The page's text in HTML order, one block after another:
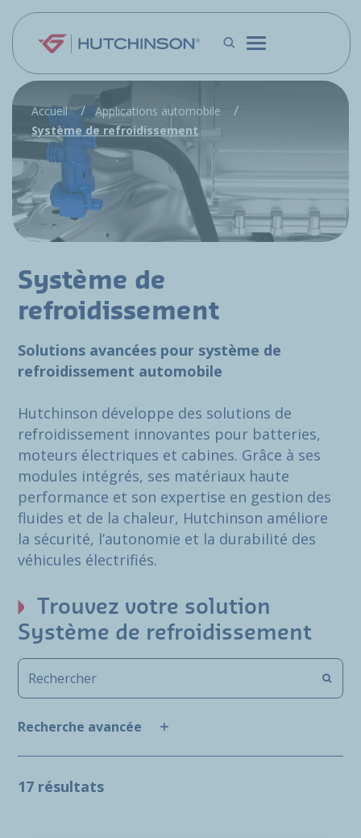
Aller au contenu principal
Accueil
Applications automobile
Système de refroidissement
Système de
refroidissement
Solutions avancées pour système de
refroidissement automobile
Hutchinson développe des solutions de
refroidissement innovantes pour batteries,
moteurs électriques et cabines. Grâce à ses
modules intégrés, ses matériaux haute
performance et son expertise en gestion des
fluides et de la chaleur, Hutchinson améliore
la sécurité, l’autonomie et la durabilité des
véhicules électrifiés.
Trouvez votre solution
Système de refroidissement
Recherche avancée
17 résultats